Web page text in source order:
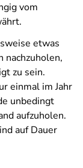
vom
etwas
nachzuholen,
zu sein.
einmal im Jahr
unbedingt
aufzuholen.
auf Dauer